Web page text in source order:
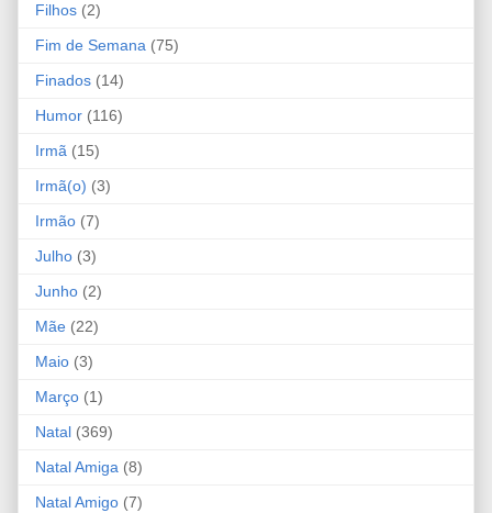
Filhos (2)
Fim de Semana (75)
Finados (14)
Humor (116)
Irmã (15)
Irmã(o) (3)
Irmão (7)
Julho (3)
Junho (2)
Mãe (22)
Maio (3)
Março (1)
Natal (369)
Natal Amiga (8)
Natal Amigo (7)